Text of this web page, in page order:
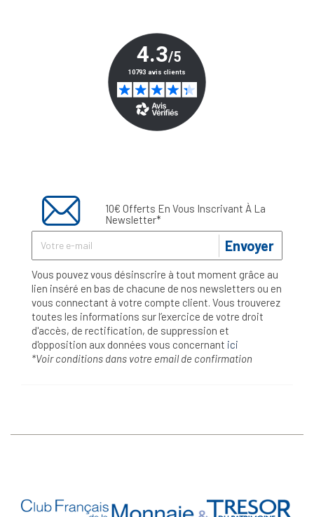
10€ Offerts En Vous Inscrivant À La
Newsletter*
Envoyer
Vous pouvez vous désinscrire à tout moment grâce au
lien inséré en bas de chacune de nos newsletters ou en
vous connectant à votre compte client. Vous trouverez
toutes les informations sur l’exercice de votre droit
d'accès, de rectification, de suppression et
d'opposition aux données vous concernant ici
*Voir conditions dans votre email de confirmation